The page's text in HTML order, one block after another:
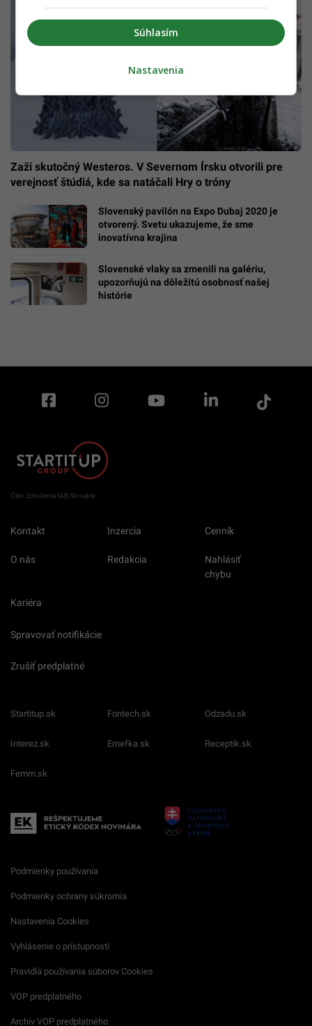
Zaži skutočný Westeros. V Severnom Írsku otvorili pre
verejnosť štúdiá, kde sa natáčali Hry o tróny
Slovenský pavilón na Expo Dubaj 2020 je
otvorený. Svetu ukazujeme, že sme
inovatívna krajina
Slovenské vlaky sa zmenili na galériu,
upozorňujú na dôležitú osobnosť našej
histórie
Člen združenia IAB Slovakia
Kontakt Inzercia Cenník
O nás Redakcia
Nahlásiť
chybu
Kariéra
Spravovať notifikácie
Zrušiť predplatné
Startitup.sk Fontech.sk Odzadu.sk
Interez.sk Emefka.sk Receptik.sk
Femm.sk
Podmienky používania
Podmienky ochrany súkromia
Nastavenia Cookies
Vyhlásenie o prístupnosti
Pravidlá používania súborov Cookies
VOP predplatného
Archív VOP predplatného
Súhlasím
Nastavenia